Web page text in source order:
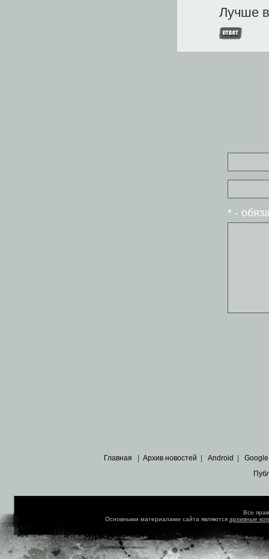
Лучше
* -
Главная | Архив новостей | Android | Google
Все
Основными материалами сайта являются архивные